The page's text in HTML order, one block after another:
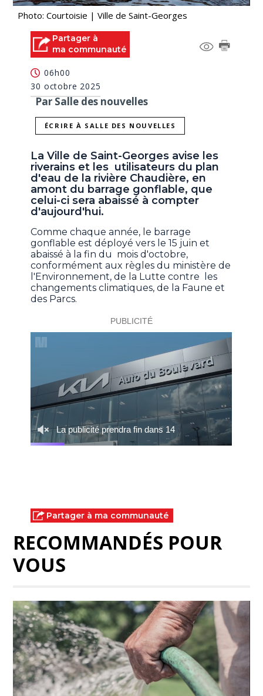
Photo: Courtoisie | Ville de Saint-Georges
Partager à
ma communauté
06h00
30 octobre 2025
Par Salle des nouvelles
ÉCRIRE À SALLE DES NOUVELLES
La Ville de Saint-Georges avise les
riverains et les utilisateurs du plan
d'eau de la rivière Chaudière, en
amont du barrage gonflable, que
celui-ci sera abaissé à compter
d'aujourd'hui.
Comme chaque année, le barrage
gonflable est déployé vers le 15 juin et
abaissé à la fin du mois d'octobre,
conformément aux règles du ministère de
l'Environnement, de la Lutte contre les
changements climatiques, de la Faune et
des Parcs.
Partager à ma communauté
RECOMMANDÉS POUR
VOUS